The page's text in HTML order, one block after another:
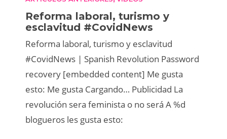
Reforma laboral, turismo y
esclavitud #CovidNews
Reforma laboral, turismo y esclavitud
#CovidNews | Spanish Revolution Password
recovery [embedded content] Me gusta
esto: Me gusta Cargando… Publicidad La
revolución sera feminista o no será A %d
blogueros les gusta esto: